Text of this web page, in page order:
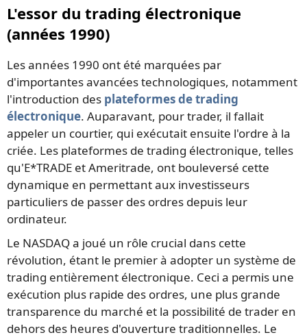
L'essor du trading électronique
(années 1990)
Les années 1990 ont été marquées par
d'importantes avancées technologiques, notamment
l'introduction des plateformes de trading
électronique. Auparavant, pour trader, il fallait
appeler un courtier, qui exécutait ensuite l'ordre à la
criée. Les plateformes de trading électronique, telles
qu'E*TRADE et Ameritrade, ont bouleversé cette
dynamique en permettant aux investisseurs
particuliers de passer des ordres depuis leur
ordinateur.
Le NASDAQ a joué un rôle crucial dans cette
révolution, étant le premier à adopter un système de
trading entièrement électronique. Ceci a permis une
exécution plus rapide des ordres, une plus grande
transparence du marché et la possibilité de trader en
dehors des heures d'ouverture traditionnelles. Le